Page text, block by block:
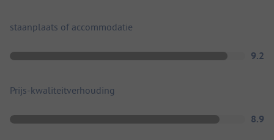
staanplaats of accommodatie
9.2
Prijs-kwaliteitverhouding
8.9